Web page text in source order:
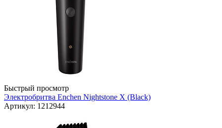
Быстрый просмотр
Электробритва Enchen Nightstone X (Black)
Артикул: 1212944